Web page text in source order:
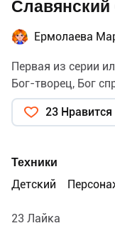
Славянский
Ермолаева
Первая из серии
Бог-творец, Бог
23 Нравится
Техники
Детский
23 Лайка